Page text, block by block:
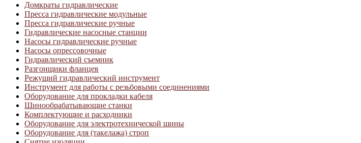
Домкраты гидравлические
Пресса гидравлические модульные
Пресса гидравлические ручные
Гидравлические насосные станции
Насосы гидравлические ручные
Насосы опрессовочные
Гидравлический съемник
Разгонщики фланцев
Режущий гидравлический инструмент
Инструмент для работы с резьбовыми соединениями
Оборудование для прокладки кабеля
Шинообрабатывающие станки
Комплектующие и расходники
Оборудование для электротехнической шины
Оборудование для (такелажа) строп